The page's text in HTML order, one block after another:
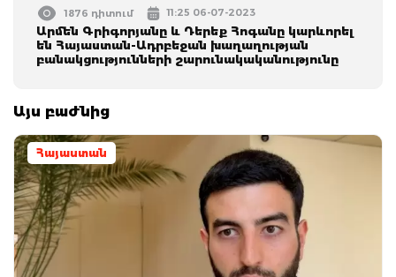
1876 դիտում 11:25 06-07-2023
Արմեն Գրիգորյանը և Դերեք Հոգանը կարևորել
են Հայաստան-Ադրբեջան խաղաղության
բանակցությունների շարունակականությունը
Այս բաժնից
Հայաստան